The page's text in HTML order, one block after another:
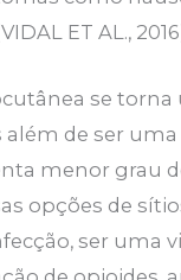
ET AL.,
se
além de ser
menor grau
opções de
ser uma